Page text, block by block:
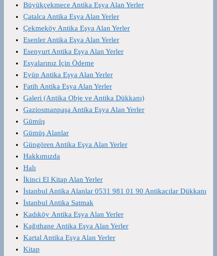
Büyükçekmece Antika Eşya Alan Yerler
Çatalca Antika Eşya Alan Yerler
Çekmeköy Antika Eşya Alan Yerler
Esenler Antika Eşya Alan Yerler
Esenyurt Antika Eşya Alan Yerler
Eşyalarınız İçin Ödeme
Eyüp Antika Eşya Alan Yerler
Fatih Antika Eşya Alan Yerler
Galeri (Antika Obje ve Antika Dükkanı)
Gaziosmanpaşa Antika Eşya Alan Yerler
Gümüş
Gümüş Alanlar
Güngören Antika Eşya Alan Yerler
Hakkımızda
Halı
İkinci El Kitap Alan Yerler
İstanbul Antika Alanlar 0531 981 01 90 Antikacılar Dükkanı
İstanbul Antika Satmak
Kadıköy Antika Eşya Alan Yerler
Kağıthane Antika Eşya Alan Yerler
Kartal Antika Eşya Alan Yerler
Kitap